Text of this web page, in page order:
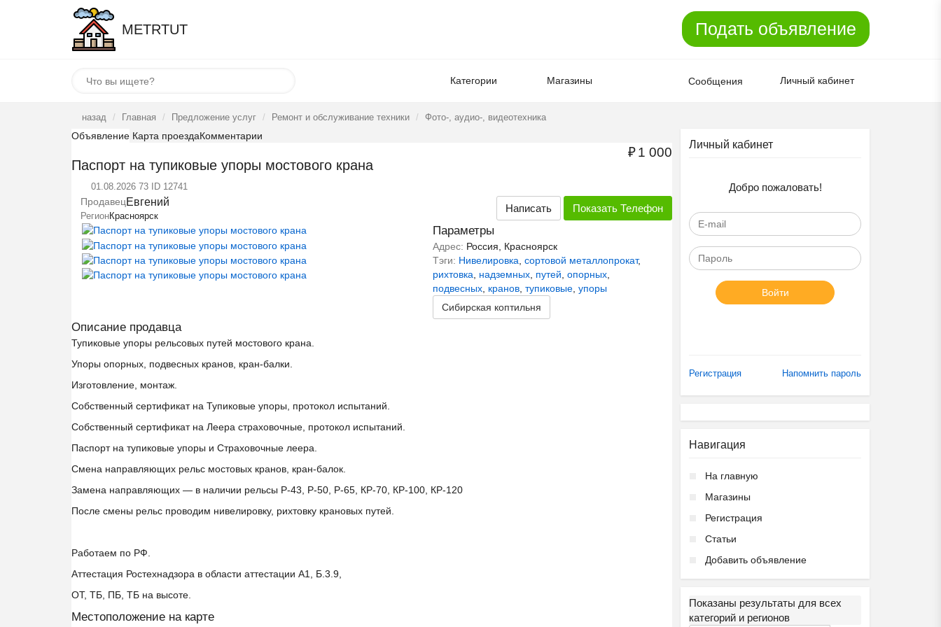
METRTUT Подать объявление
Категории Магазины Сообщения Личный кабинет
назад Главная Предложение услуг Ремонт и обслуживание техники Фото-, аудио-, видеотехника
Объявление Карта проездаКомментарии
Паспорт на тупиковые упоры мостового крана
01.08.2026 73 ID 12741
₽1 000
ПродавецЕвгений
РегионКрасноярск
Написать Показать Телефон
Параметры
Адрес: Россия, Красноярск
Тэги: Нивелировка сортовой металлопрокат,
рихтовка
надземных, путей опорных,
подвесных, кранов, тупиковые, упоры
Сибирская коптильня
Описание продавца
Тупиковые упоры рельсовых путей мостового крана.
Упоры опорных, подвесных кранов, кран-балки.
Изготовление, монтаж.
Собственный сертификат на Тупиковые упоры, протокол испытаний.
Собственный сертификат на Леера страховочные, протокол испытаний.
Паспорт на тупиковые упоры и Страховочные леера.
Смена направляющих рельс мостовых кранов, кран-балок.
Замена направляющих — в наличии рельсы Р-43, Р-50, Р-65, КР-70, КР-100, КР-120
После смены рельс проводим нивелировку, рихтовку крановых путей.
Работаем по РФ.
Аттестация Ростехнадзора в области аттестации А1, Б.3.9,
ОТ, ТБ, ПБ, ТБ на высоте.
Местоположение на карте
Личный кабинет
Добро пожаловать!
Войти
Регистрация Напомнить пароль
Навигация
На главную
Магазины
Регистрация
Статьи
Добавить объявление
Показаны результаты для всех
категорий и регионов